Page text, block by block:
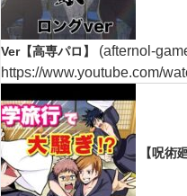
Ver【高専パロ】 (afternol-
https://www.youtube.com/
【呪術